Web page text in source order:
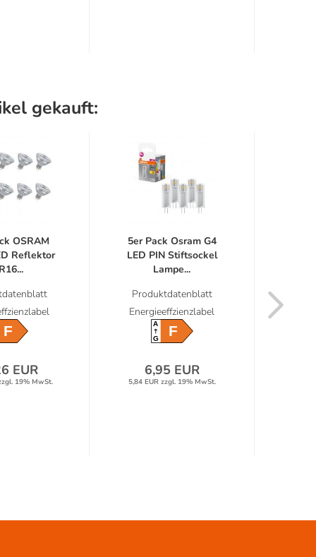
gekauft:
OSRAM
Reflektor
EUR
19% MwSt.
5er Pack Osram G4
LED PIN Stiftsockel
Lampe...
Produktdatenblatt
Energieeffzienzlabel
A
GF
6,95 EUR
5,84 EUR zzgl. 19% MwSt.